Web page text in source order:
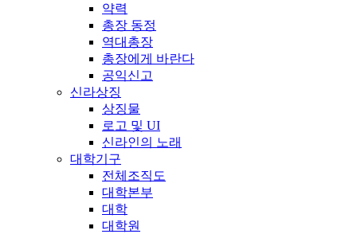
약력
총장 동정
역대총장
총장에게 바란다
공익신고
신라상징
상징물
로고 및 UI
신라인의 노래
대학기구
전체조직도
대학본부
대학
대학원